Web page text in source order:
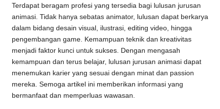
Terdapat beragam profesi yang tersedia bagi lulusan jurusan
animasi. Tidak hanya sebatas animator, lulusan dapat berkarya
dalam bidang desain visual, ilustrasi, editing video, hingga
pengembangan game. Kemampuan teknik dan kreativitas
menjadi faktor kunci untuk sukses. Dengan mengasah
kemampuan dan terus belajar, lulusan jurusan animasi dapat
menemukan karier yang sesuai dengan minat dan passion
mereka. Semoga artikel ini memberikan informasi yang
bermanfaat dan memperluas wawasan.